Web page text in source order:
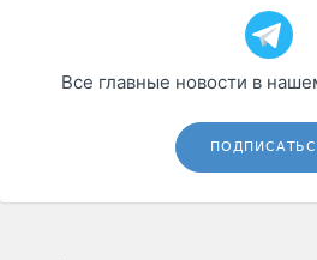
Все главные новости в